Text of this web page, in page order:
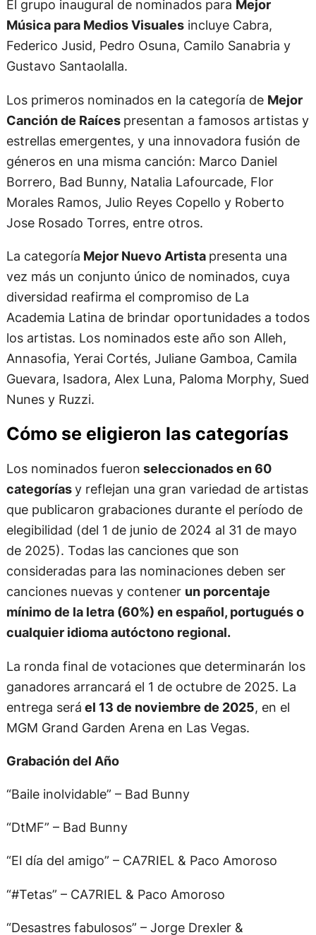
El grupo inaugural de nominados para Mejor
Música para Medios Visualesincluye Cabra,
Federico Jusid, Pedro Osuna, Camilo Sanabria y
Gustavo Santaolalla.
Los primeros nominados en la categoría de Mejor
Canción de Raíces presentan a famosos artistas y
estrellas emergentes, y una innovadora fusión de
géneros en una misma canción: Marco Daniel
Borrero, Bad Bunny, Natalia Lafourcade, Flor
Morales Ramos, Julio Reyes Copello y Roberto
Jose Rosado Torres, entre otros.
La categoría Mejor Nuevo Artista presenta una
vez más un conjunto único de nominados, cuya
diversidad reafirma el compromiso de La
Academia Latina de brindar oportunidades a todos
los artistas. Los nominados este año son Alleh,
Annasofia, Yerai Cortés, Juliane Gamboa, Camila
Guevara, Isadora, Alex Luna, Paloma Morphy, Sued
Nunes y Ruzzi.
Cómo se eligieron las categorías
Los nominados fueron seleccionados en 60
categoríasy reflejan una gran variedad de artistas
que publicaron grabaciones durante el período de
elegibilidad (del 1 de junio de 2024 al 31 de mayo
de 2025). Todas las canciones que son
consideradas para las nominaciones deben ser
canciones nuevas y contener un porcentaje
mínimo de la letra (60%) en español, portugués o
cualquier idioma autóctono regional.
La ronda final de votaciones que determinarán los
ganadores arrancará el 1 de octubre de 2025. La
entrega será el 13 de noviembre de 2025, en el
MGM Grand Garden Arena en Las Vegas.
Grabación del Año
“Baile inolvidable” – Bad Bunny
“DtMF” – Bad Bunny
“El día del amigo” – CA7RIEL & Paco Amoroso
“#Tetas” – CA7RIEL & Paco Amoroso
“Desastres fabulosos” – Jorge Drexler &